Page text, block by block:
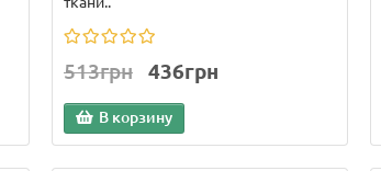
513грн 436грн
В корзину